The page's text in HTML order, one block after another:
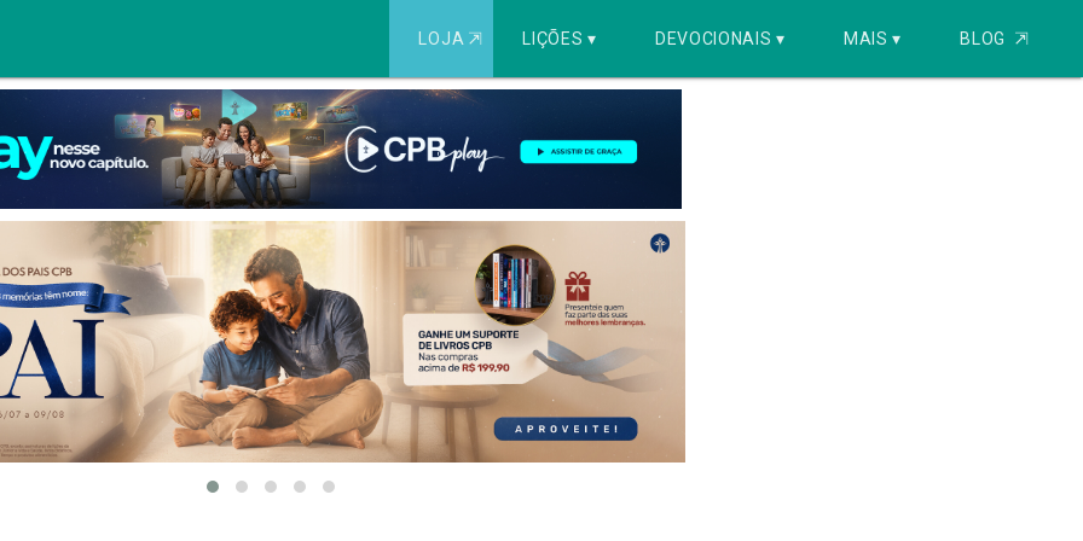
LOJA ⇱ LIÇÕES ▾ DEVOCIONAIS ▾ MAIS ▾ BLOG ⇱